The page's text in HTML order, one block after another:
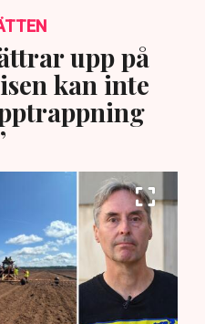
upp på
kan inte